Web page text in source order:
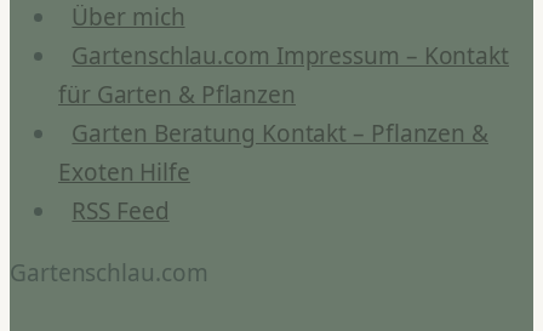
Über mich
Gartenschlau.com Impressum – Kontakt
für Garten & Pflanzen
Garten Beratung Kontakt – Pflanzen &
Exoten Hilfe
RSS Feed
Gartenschlau.com